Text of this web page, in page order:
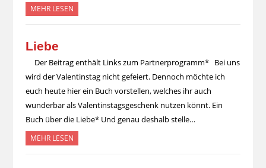
MEHR LESEN
Liebe
Der Beitrag enthält Links zum Partnerprogramm* Bei uns
wird der Valentinstag nicht gefeiert. Dennoch möchte ich
euch heute hier ein Buch vorstellen, welches ihr auch
wunderbar als Valentinstagsgeschenk nutzen könnt. Ein
Buch über die Liebe* Und genau deshalb stelle…
MEHR LESEN